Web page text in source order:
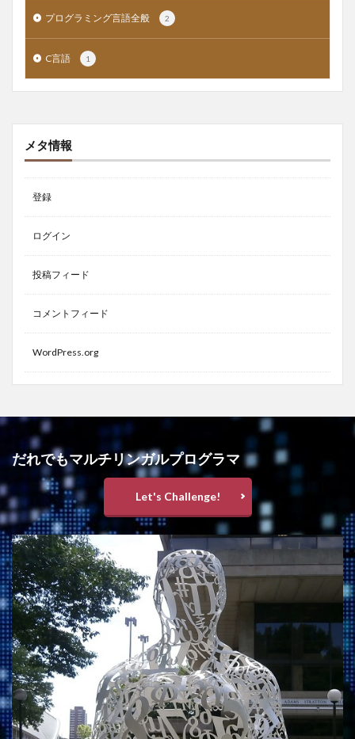
プログラミング言語全般 2
C言語 1
メタ情報
登録
ログイン
投稿フィード
コメントフィード
WordPress.org
だれでもマルチリンガルプログラマ
Let's Challenge!